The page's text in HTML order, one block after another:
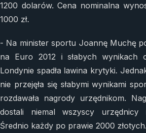
1200 dolarów. Cena nominalna
1000 zł.
- Na minister sportu Joannę Muchę
na Euro 2012 i słabych wynikach
Londynie spadła lawina krytyki.
nie przejęła się słabymi wynikami
rozdawała nagrody urzędnikom.
dostali niemal wszyscy urzędnicy
Średnio każdy po prawie 2000